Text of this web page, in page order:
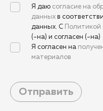
Я даю согласие на
данных в
данных. С
(-на) и согласен (-на)
Я согласен на
материалов
Отправить